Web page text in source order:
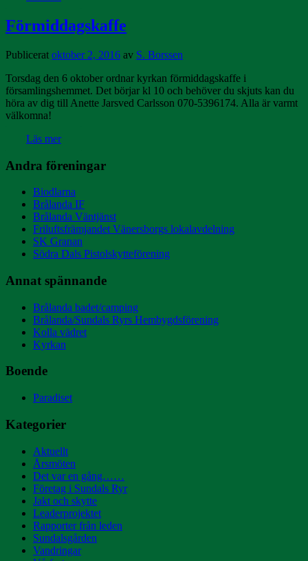
Förmiddagskaffe
Publicerat oktober 2, 2016 av S. Borssen
Torsdag den 6 oktober ordnar kyrkan förmiddagskaffe i
församlingshemmet. Det börjar kl 10 och behöver du skjuts kan du
höra av dig till Anette Jarsved Carlsson 070-5396174. Alla är varmt
välkomna!
Läs mer
Andra föreningar
Biodlarna
Brålanda IF
Brålanda Väntjänst
Friluftsfrämjandet Vänersborgs lokalavdelning
SK Granan
Södra Dals Pistolskytteförening
Annat spännande
Brålanda badet/camping
Brålanda/Sundals Ryrs Hembygdsförening
Kolla vädret
Kyrkan
Boende
Paradiset
Kategorier
Aktuellt
Årsmöten
Det var en gång……
Företag i Sundals Ryr
Jakt och skytte
Leaderprojektet
Rapporter från leden
Sundalsgården
Vandringar